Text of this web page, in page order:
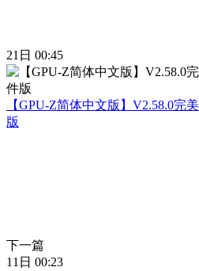
21日 00:45
【GPU-Z简体中文版】V2.58.0完
版
下一篇
11日 00:23